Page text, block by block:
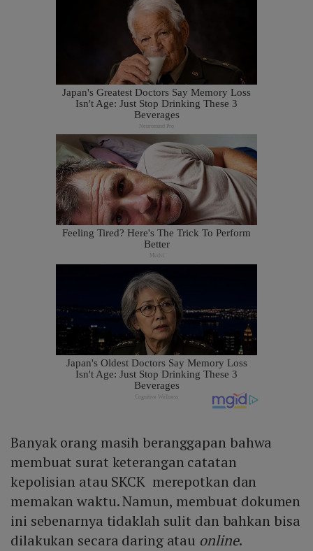
Banyak orang masih beranggapan bahwa
membuat surat keterangan catatan
kepolisian atau SKCK merepotkan dan
memakan waktu. Namun, membuat dokumen
ini sebenarnya tidaklah sulit dan bahkan bisa
dilakukan secara daring atau online.